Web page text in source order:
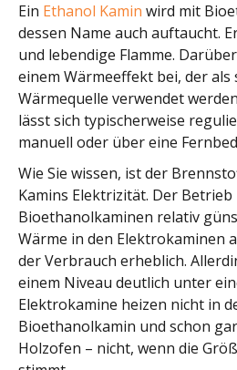
Ein Ethanol Kamin wird mit
dessen Name auch auftaucht.
und lebendige Flamme.
einem Wärmeeffekt bei, der als
Wärmequelle verwendet
lässt sich typischerweise
manuell oder über eine
Wie Sie wissen, ist der
Kamins Elektrizität. Der
Bioethanolkaminen relativ
Wärme in den Elektrokaminen
der Verbrauch erheblich.
einem Niveau deutlich unter
Elektrokamine heizen nicht in
Bioethanolkamin und schon
Holzofen – nicht, wenn die